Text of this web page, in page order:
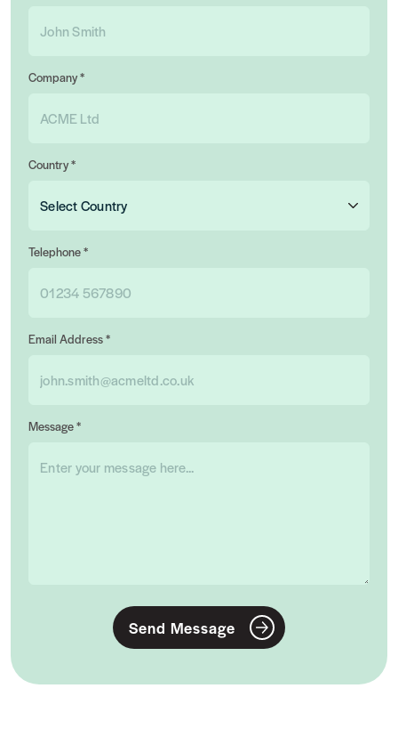
Company *
Country *
Telephone *
Email Address *
Message *
Send Message